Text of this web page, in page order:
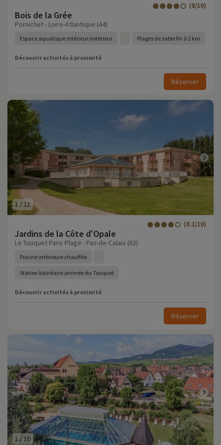
Bois de la Grée
(8/10)
Pornichet - Loire-Atlantique (44)
Espace aquatique intérieur/extérieur Plages de sable fin à 2 km
Découvrir activités à proximité
Réserver
1 /11
Jardins de la Côte d'Opale
(8.2/10)
Le Touquet Paris Plage - Pas-de-Calais (62)
Piscine intérieure chauffée
Station balnéaire animée du Touquet
Découvrir activités à proximité
Réserver
1 / 10